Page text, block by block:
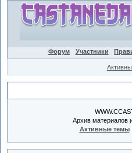
Форум Участники
Архив материалов
Активные темы|